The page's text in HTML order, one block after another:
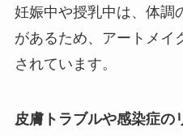
妊娠中や授乳中は、体調
があるため、アートメイ
されています。
皮膚トラブルや感染症の